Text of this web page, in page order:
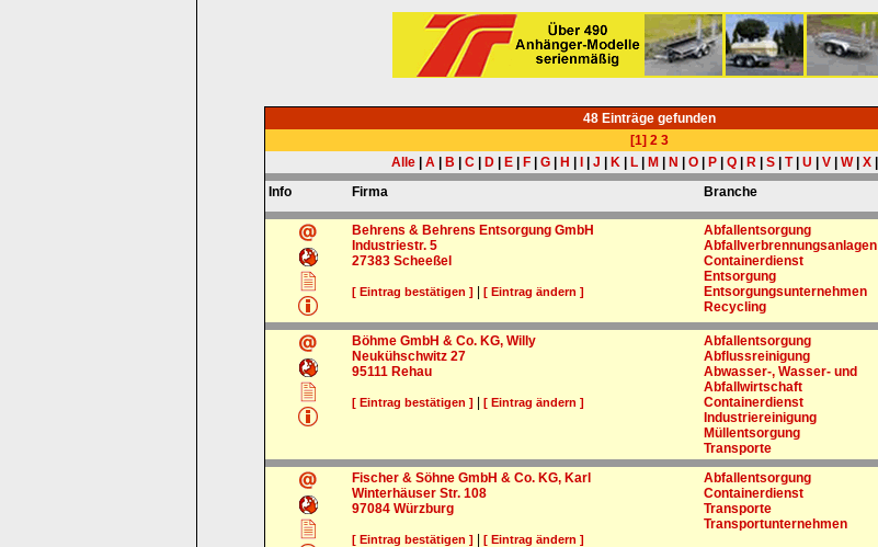
48 Einträge gefunden
[1] 2 3
Alle| A| B C| D| E| F| G| H J K| L| M N O| P| Q| R| S| T| U V| W| X|
Info
Firma Branche
Behrens & Behrens Entsorgung GmbH
Industriestr. 5
27383 Scheeßel
[ Eintrag bestätigen ] [ Eintrag ändern ]
Abfallentsorgung
Abfallverbrennungsanlagen
Containerdienst
Entsorgung
Entsorgungsunternehmen
Recycling
Böhme GmbH & Co. KG, Willy
Neukühschwitz 27
95111 Rehau
[ Eintrag bestätigen ] [ Eintrag ändern ]
Abfallentsorgung
Abflussreinigung
Abwasser-, Wasser- und
Abfallwirtschaft
Containerdienst
Industriereinigung
Müllentsorgung
Transporte
Fischer & Söhne GmbH & Co. KG, Karl
Winterhäuser Str. 108
97084 Würzburg
[ Eintrag bestätigen ] [ Eintrag ändern ]
Abfallentsorgung
Containerdienst
Transporte
Transportunternehmen